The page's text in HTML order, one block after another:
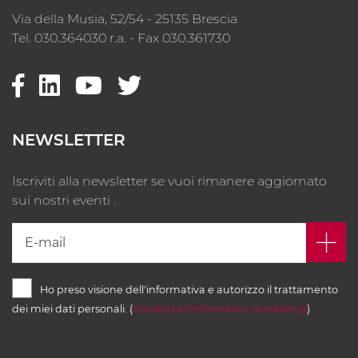
Via della Musia, 52/54 - 25135 Brescia
Tel. 030.364030 r.a. - Fax 030.361730
NEWSLETTER
Iscriviti alla newsletter se vuoi rimanere aggiornato
sui nostri eventi .
Ho preso visione dell'informativa e autorizzo il trattamento
dei miei dati personali. (Visualizza l'informativa marketing)